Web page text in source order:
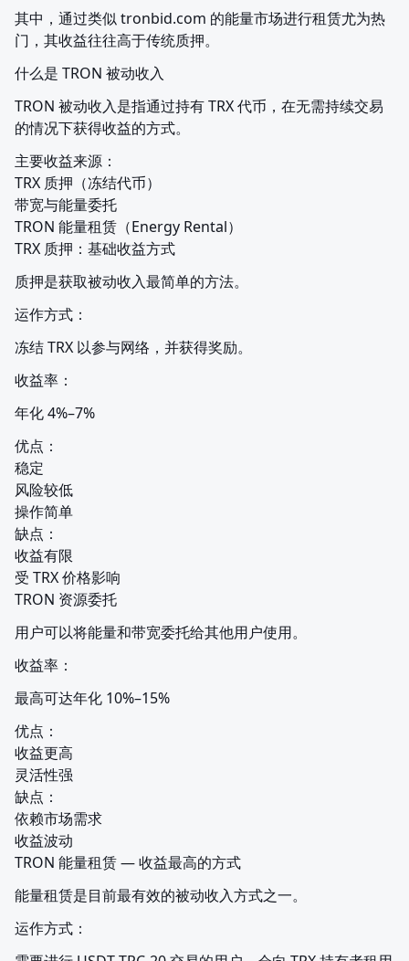
其中，通过类似 tronbid.com 的能量市场进行租赁尤为热
门，其收益往往高于传统质押。
什么是 TRON 被动收入
TRON 被动收入是指通过持有 TRX 代币，在无需持续交易
的情况下获得收益的方式。
主要收益来源：
TRX 质押（冻结代币）
带宽与能量委托
TRON 能量租赁（Energy Rental）
TRX 质押：基础收益方式
质押是获取被动收入最简单的方法。
运作方式：
冻结 TRX 以参与网络，并获得奖励。
收益率：
年化 4%–7%
优点：
稳定
风险较低
操作简单
缺点：
收益有限
受 TRX 价格影响
TRON 资源委托
用户可以将能量和带宽委托给其他用户使用。
收益率：
最高可达年化 10%–15%
优点：
收益更高
灵活性强
缺点：
依赖市场需求
收益波动
TRON 能量租赁 — 收益最高的方式
能量租赁是目前最有效的被动收入方式之一。
运作方式：